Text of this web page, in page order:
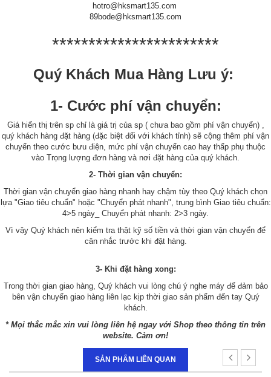
hotro@hksmart135.com
89bode@hksmart135.com
***********************
Quý Khách Mua Hàng Lưu ý:
1- Cước phí vận chuyển:
Giá hiển thị trên sp chỉ là giá trị của sp ( chưa bao gồm phí vận chuyển) ,
quý khách hàng đặt hàng (đặc biệt đối với khách tỉnh) sẽ cộng thêm phí vận
chuyển theo cước bưu điện, mức phí vận chuyển cao hay thấp phụ thuộc
vào Trọng lượng đơn hàng và nơi đặt hàng của quý khách.
2- Thời gian vận chuyển:
Thời gian vận chuyển giao hàng nhanh hay chậm tùy theo Quý khách chọn
lựa "Giao tiêu chuẩn" hoặc "Chuyển phát nhanh", trung bình Giao tiêu chuẩn:
4>5 ngày_ Chuyển phát nhanh: 2>3 ngày.
Vì vậy Quý khách nên kiểm tra thật kỹ số tiền và thời gian vận chuyển để
cân nhắc trước khi đặt hàng.
3- Khi đặt hàng xong:
Trong thời gian giao hàng, Quý khách vui lòng chú ý nghe máy để đảm bảo
bên vận chuyển giao hàng liên lạc kịp thời giao sản phẩm đến tay Quý
khách.
* Mọi thắc mắc xin vui lòng liên hệ ngay với Shop theo thông tin trên
website. Cảm ơn!
SẢN PHẨM LIÊN QUAN